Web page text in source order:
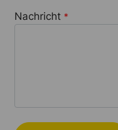
Nachricht *